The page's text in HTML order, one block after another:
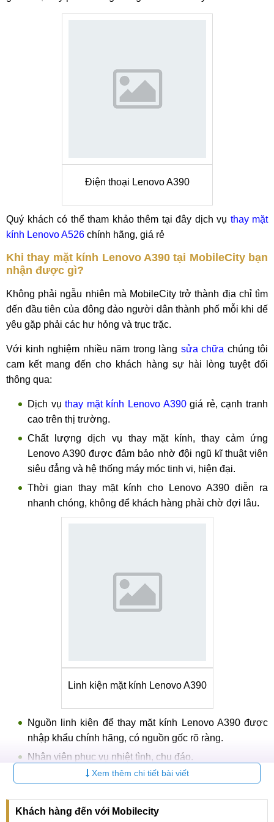
Điện thoại Lenovo A390
Quý khách có thể tham khảo thêm tại đây dịch vụ thay mặt
kính Lenovo A526 chính hãng, giá rẻ
Khi thay mặt kính Lenovo A390 tại MobileCity bạn
nhận được gì?
Không phải ngẫu nhiên mà MobileCity trở thành địa chỉ tìm
đến đầu tiên của đông đảo người dân thành phố mỗi khi dế
yêu gặp phải các hư hỏng và trục trặc.
Với kinh nghiệm nhiều năm trong làng sửa chữa chúng tôi
cam kết mang đến cho khách hàng sự hài lòng tuyệt đối
thông qua:
Dịch vụthay mặt kính Lenovo A390giá rẻ, cạnh tranh
cao trên thị trường.
Chất lượng dịch vụ thay mặt kính, thay cảm ứng
Lenovo A390 được đảm bảo nhờ đội ngũ kĩ thuật viên
siêu đẳng và hệ thống máy móc tinh vi, hiện đại.
Thời gian thay mặt kính cho Lenovo A390 diễn ra
nhanh chóng, không để khách hàng phải chờ đợi lâu.
Linh kiện mặt kính Lenovo A390
Nguồn linh kiện để thay mặt kính Lenovo A390 được
nhập khẩu chính hãng, có nguồn gốc rõ ràng.
Nhân viên phục vụ nhiệt tình, chu đáo.
MobileCity dành cho khách hàng chế độ 1 đổi 1 linh
như cam kết để khách hàng thoải mái và tan tâm.
Xem thêm chi tiết bài viết
Khách hàng đến với Mobilecity